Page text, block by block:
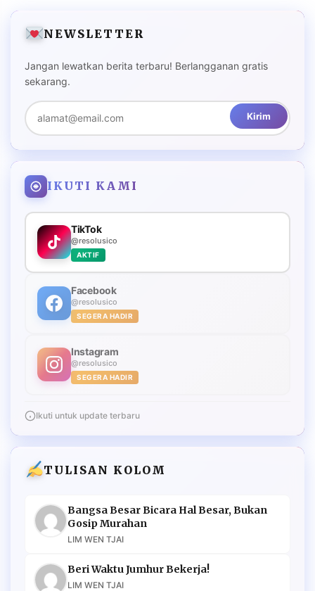
NEWSLETTER
Jangan lewatkan berita terbaru! Berlangganan gratis
sekarang.
Kirim
IKUTI KAMI
TikTok
@resolusico
AKTIF
Facebook
@resolusico
SEGERA HADIR
Instagram
@resolusico
SEGERA HADIR
Ikuti untuk update terbaru
TULISAN KOLOM
Bangsa Besar Bicara Hal Besar, Bukan
Gosip Murahan
LIM WEN TJAI
Beri Waktu Jumhur Bekerja!
LIM WEN TJAI